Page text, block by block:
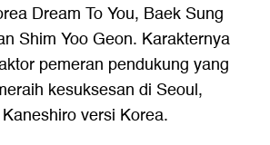
Dream To You, Baek Sung
Shim Yoo Geon. Karakternya
pemeran pendukung yang
kesuksesan di Seoul,
versi Korea.